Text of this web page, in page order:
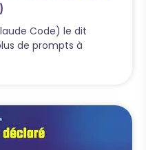
Code) le dit
de prompts à